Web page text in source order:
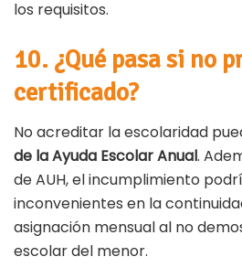
los requisitos.
10. ¿Qué pasa si no
certificado?
No acreditar la escolaridad
de la Ayuda Escolar Anual.
de AUH, el incumplimiento
inconvenientes en la
asignación mensual al no
escolar del menor.